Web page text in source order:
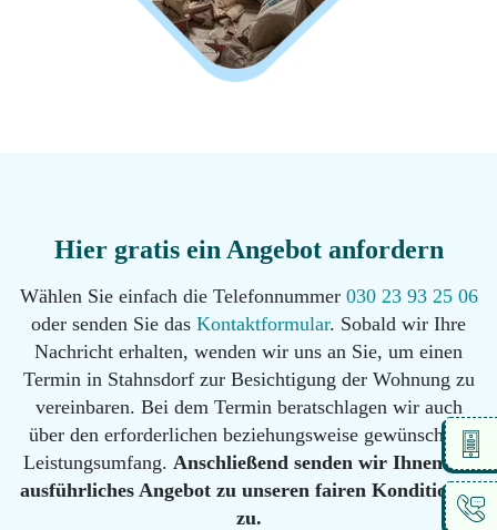
Hier gratis ein Angebot anfordern
Wählen Sie einfach die Telefonnummer 030 23 93 25 06
oder senden Sie das Kontaktformular. Sobald wir Ihre
Nachricht erhalten, wenden wir uns an Sie, um einen
Termin in Stahnsdorf zur Besichtigung der Wohnung zu
vereinbaren. Bei dem Termin beratschlagen wir auch
über den erforderlichen beziehungsweise gewünschten
Leistungsumfang. Anschließend senden wir Ihnen ein
ausführliches Angebot zu unseren fairen Konditionen
zu.